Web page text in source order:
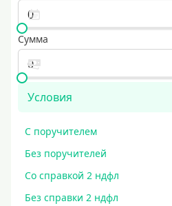
Сумма
Условия
С поручителем
Без поручителей
Со справкой 2 ндфл
Без справки 2 ндфл